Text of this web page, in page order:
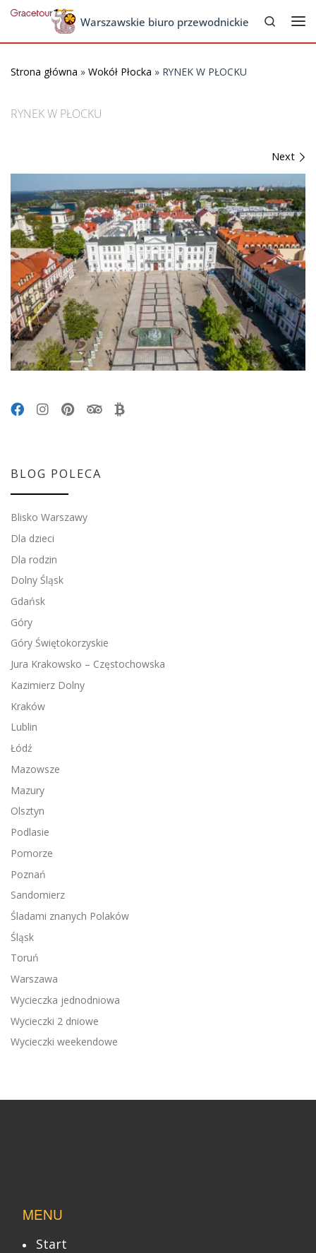
Skip to contentWarszawskie biuro przewodnickie
Search
Strona główna » Wokół Płocka » RYNEK W PŁOCKU
RYNEK W PŁOCKU
Next
BLOG POLECA
Blisko Warszawy
Dla dzieci
Dla rodzin
Dolny Śląsk
Gdańsk
Góry
Góry Świętokorzyskie
Jura Krakowsko – Częstochowska
Kazimierz Dolny
Kraków
Lublin
Łódź
Mazowsze
Mazury
Olsztyn
Podlasie
Pomorze
Poznań
Sandomierz
Śladami znanych Polaków
Śląsk
Toruń
Warszawa
Wycieczka jednodniowa
Wycieczki 2 dniowe
Wycieczki weekendowe
MENU
Start